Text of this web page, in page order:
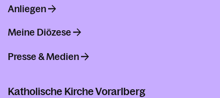
Anliegen
Meine Diözese
Presse & Medien
Katholische Kirche Vorarlberg